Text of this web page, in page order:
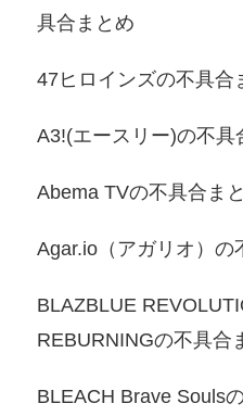
具合まとめ
47ヒロインズの不具合
A3!(エースリー)の不具
Abema TVの不具合ま
Agar.io（アガリオ）の
BLAZBLUE
REBURNINGの不具合
BLEACH Brave Souls